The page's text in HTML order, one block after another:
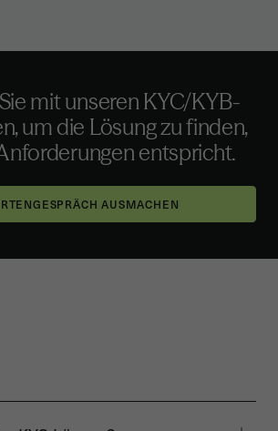
mit unseren KYC/KYB-
um die Lösung zu finden,
entspricht.
AUSMACHEN